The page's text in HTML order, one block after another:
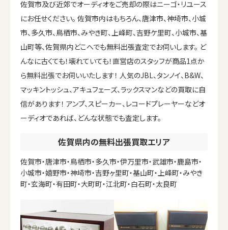
佐賀市及び近郊でオーディオをご売却の際はニーゴ・リユース
にお任せください。 佐賀市内はもちろん、唐津市、神埼市、小城
市、多久市、鳥栖市、みやき町、上峰町、吉野ケ里町、小城市、基
山町等、佐賀県内どこへでも無料出張査定でお伺いします。 ど
んなに古くても！壊れていても！直営店のスタッフが商品1点か
ら無料出張でお伺いいたします！ 人気のJBL、タンノイ、B&W、
マッキントッシュ、アキュフェーズ、ラックスマンなどの買取に自
信があります！ アンプ、スピーカー、レコードプレーヤーなどオ
ーディオであれば、どんな状態でも査定します。
佐賀県内の無料出張買取エリア
佐賀市・唐津市・鳥栖市・多久市・伊万里市・武雄市・鹿島市・
小城市・嬉野市・神埼市・吉野ヶ里町・基山町・上峰町・みやき
町・玄海町・有田町・大町町・江北町・白石町・太良町